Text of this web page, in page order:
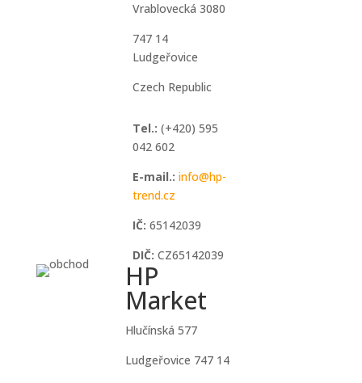
Vrablovecká 3080
747 14
Ludgeřovice
Czech Republic
Tel.: (+420) 595
042 602
E-mail.: info@hp-
trend.cz
IČ: 65142039
DIČ: CZ65142039
HP
Market
Hlučínská 577
Ludgeřovice 747 14